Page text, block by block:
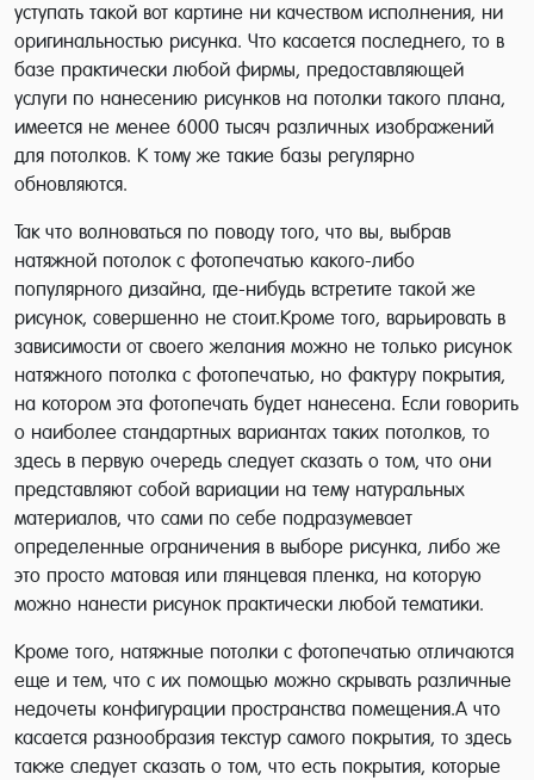
уступать такой вот картине ни качеством исполнения, ни
оригинальностью рисунка. Что касается последнего, то в
базе практически любой фирмы, предоставляющей
услуги по нанесению рисунков на потолки такого плана,
имеется не менее 6000 тысяч различных изображений
для потолков. К тому же такие базы регулярно
обновляются.
Так что волноваться по поводу того, что вы, выбрав
натяжной потолок с фотопечатью какого-либо
популярного дизайна, где-нибудь встретите такой же
рисунок, совершенно не стоит.Кроме того, варьировать в
зависимости от своего желания можно не только рисунок
натяжного потолка с фотопечатью, но фактуру покрытия,
на котором эта фотопечать будет нанесена. Если говорить
о наиболее стандартных вариантах таких потолков, то
здесь в первую очередь следует сказать о том, что они
представляют собой вариации на тему натуральных
материалов, что сами по себе подразумевает
определенные ограничения в выборе рисунка, либо же
это просто матовая или глянцевая пленка, на которую
можно нанести рисунок практически любой тематики.
Кроме того, натяжные потолки с фотопечатью отличаются
еще и тем, что с их помощью можно скрывать различные
недочеты конфигурации пространства помещения.А что
касается разнообразия текстур самого покрытия, то здесь
также следует сказать о том, что есть покрытия, которые